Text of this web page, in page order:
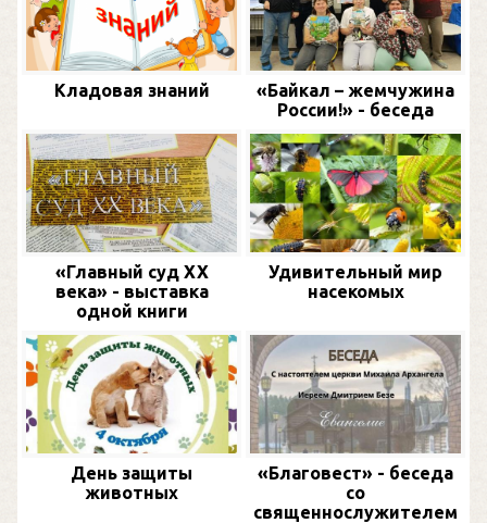
Кладовая знаний
«Байкал – жемчужина
России!» - беседа
«Главный суд XX
века» - выставка
одной книги
Удивительный мир
насекомых
День защиты
животных
«Благовест» - беседа
со
священнослужителем